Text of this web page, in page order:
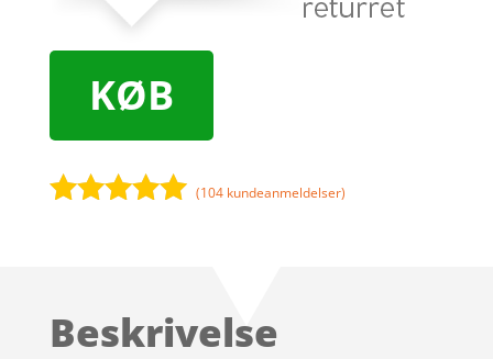
KØB
kundebedøm
(104 kundeanmeldelser)
Beskrivelse